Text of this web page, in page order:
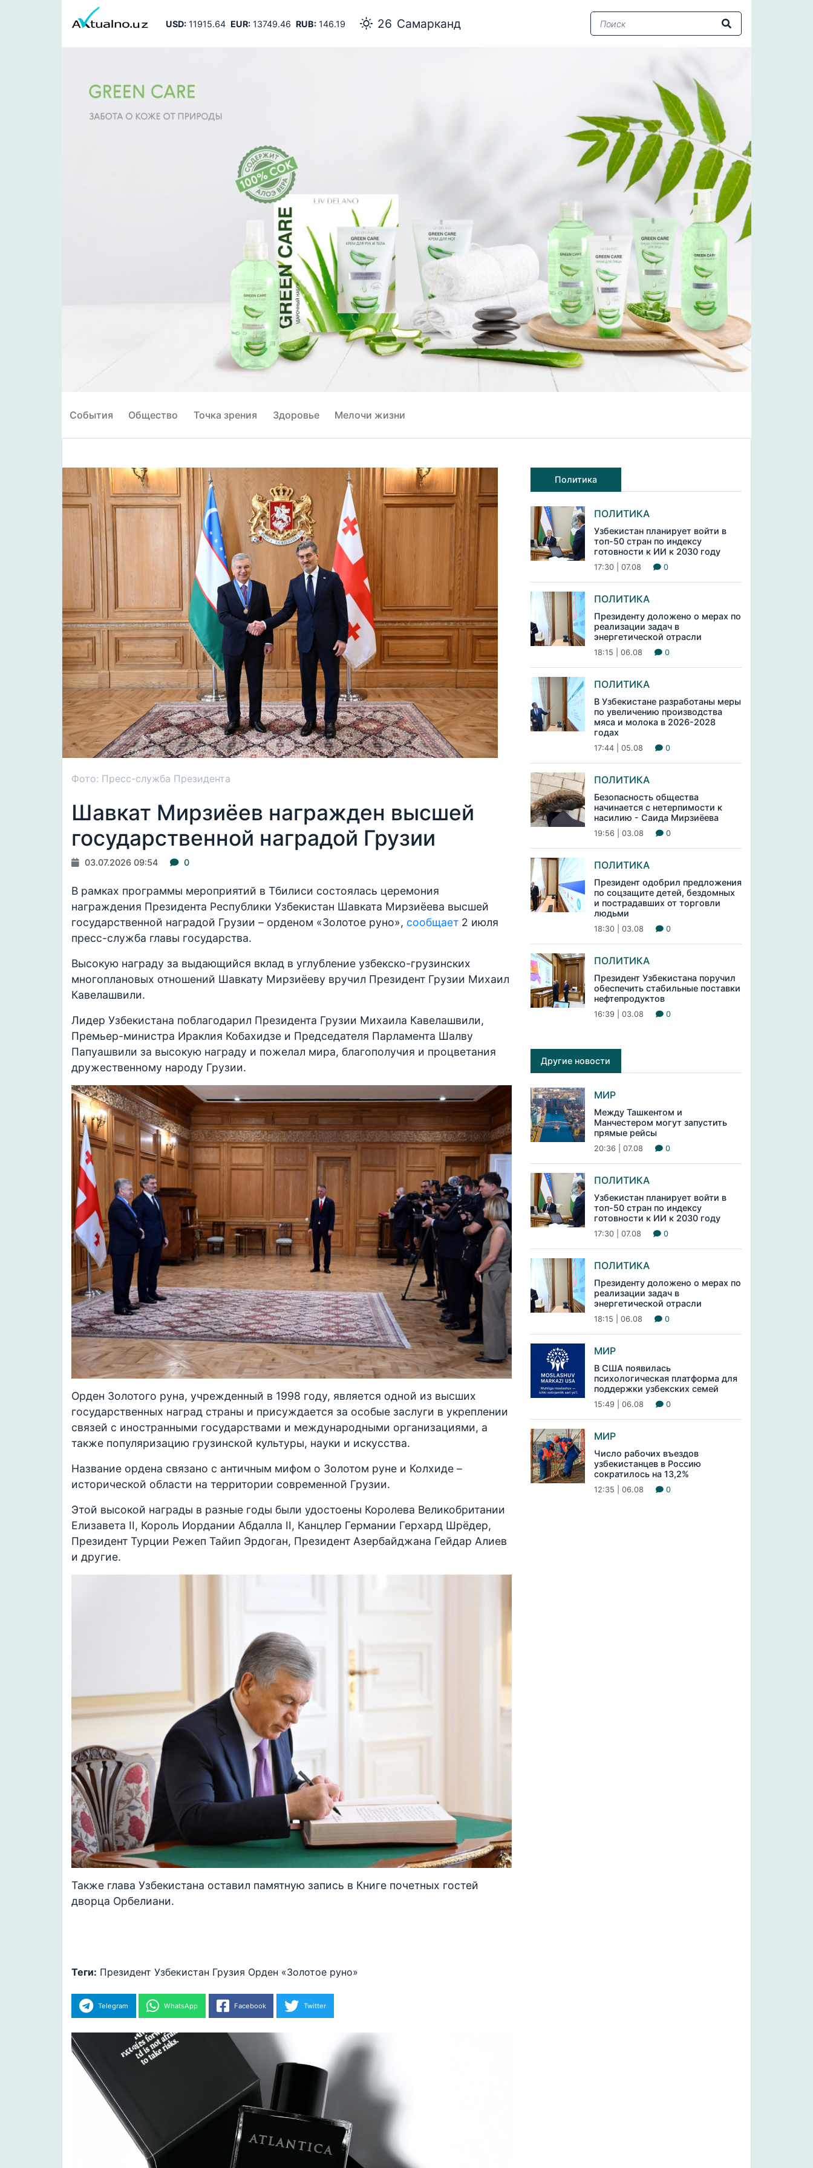
USD:11915.64 EUR:13749.46 RUB:146.19 26 Самарканд
События Общество Точка зрения Здоровье Мелочи жизни
Фото: Пресс-служба Президента
Шавкат Мирзиёев награжден высшей
государственной наградой Грузии
03.07.2026 09:54 0
В рамках программы мероприятий в Тбилиси состоялась церемония
награждения Президента Республики Узбекистан Шавката Мирзиёева высшей
государственной наградой Грузии – орденом «Золотое руно», сообщает 2 июля
пресс-служба главы государства.
Высокую награду за выдающийся вклад в углубление узбекско-грузинских
многоплановых отношений Шавкату Мирзиёеву вручил Президент Грузии Михаил
Кавелашвили.
Лидер Узбекистана поблагодарил Президента Грузии Михаила Кавелашвили,
Премьер-министра Ираклия Кобахидзе и Председателя Парламента Шалву
Папуашвили за высокую награду и пожелал мира, благополучия и процветания
дружественному народу Грузии.
Орден Золотого руна, учрежденный в 1998 году, является одной из высших
государственных наград страны и присуждается за особые заслуги в укреплении
связей с иностранными государствами и международными организациями, а
также популяризацию грузинской культуры, науки и искусства.
Название ордена связано с античным мифом о Золотом руне и Колхиде –
исторической области на территории современной Грузии.
Этой высокой награды в разные годы были удостоены Королева Великобритании
Елизавета II, Король Иордании Абдалла II, Канцлер Германии Герхард Шрёдер,
Президент Турции Режеп Тайип Эрдоган, Президент Азербайджана Гейдар Алиев
и другие.
Также глава Узбекистана оставил памятную запись в Книге почетных гостей
дворца Орбелиани.
Теги: Президент Узбекистан Грузия Орден «Золотое руно»
Telegram WhatsApp Facebook Twitter
Политика
ПОЛИТИКА
Узбекистан планирует войти в
топ-50 стран по индексу
готовности к ИИ к 2030 году
17:30 | 07.08 0
ПОЛИТИКА
Президенту доложено о мерах по
реализации задач в
энергетической отрасли
18:15 | 06.08 0
ПОЛИТИКА
В Узбекистане разработаны меры
по увеличению производства
мяса и молока в 2026-2028
годах
17:44 | 05.08 0
ПОЛИТИКА
Безопасность общества
начинается с нетерпимости к
насилию - Саида Мирзиёева
19:56 | 03.08 0
ПОЛИТИКА
Президент одобрил предложения
по соцзащите детей, бездомных
и пострадавших от торговли
людьми
18:30 | 03.08 0
ПОЛИТИКА
Президент Узбекистана поручил
обеспечить стабильные поставки
нефтепродуктов
16:39 | 03.08 0
Другие новости
МИР
Между Ташкентом и
Манчестером могут запустить
прямые рейсы
20:36 | 07.08 0
ПОЛИТИКА
Узбекистан планирует войти в
топ-50 стран по индексу
готовности к ИИ к 2030 году
17:30 | 07.08 0
ПОЛИТИКА
Президенту доложено о мерах по
реализации задач в
энергетической отрасли
18:15 | 06.08 0
МИР
В США появилась
психологическая платформа для
поддержки узбекских семей
15:49 | 06.08 0
МИР
Число рабочих въездов
узбекистанцев в Россию
сократилось на 13,2%
12:35 | 06.08 0